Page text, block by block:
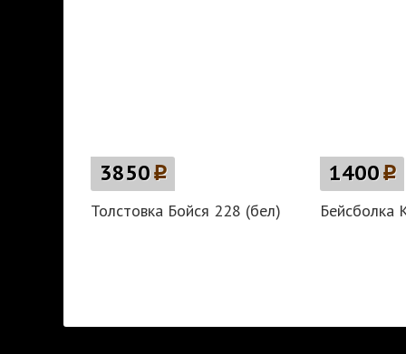
3850p
Толстовка Бойся 228 (бел)
1400p
Бейсболка